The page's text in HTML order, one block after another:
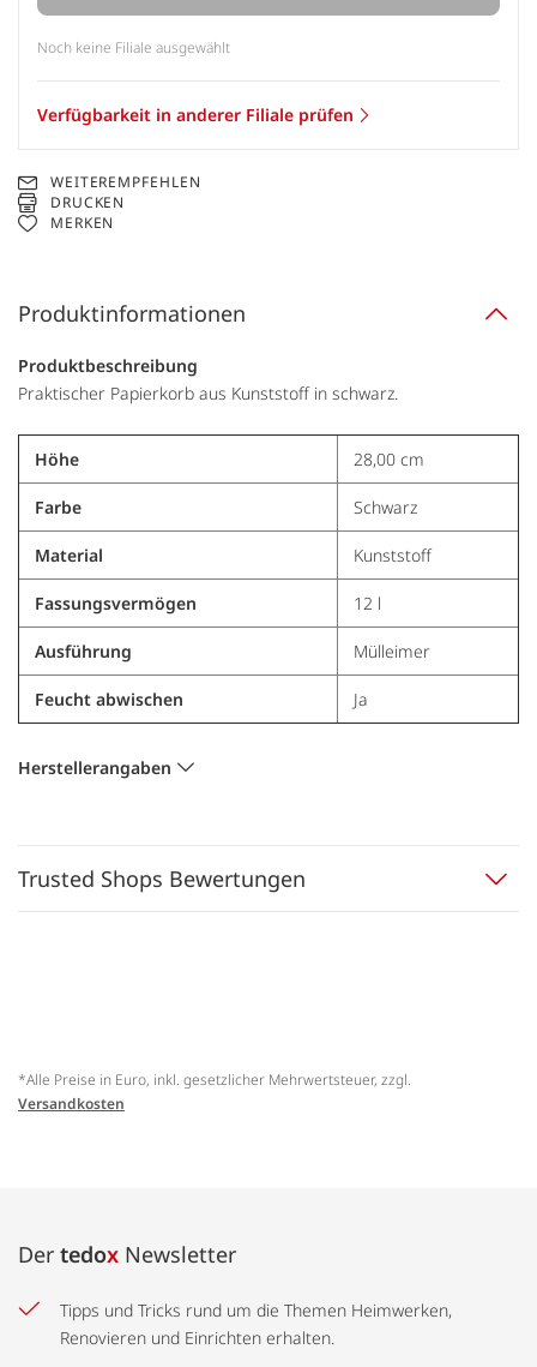
Noch keine Filiale ausgewählt
Verfügbarkeit in anderer Filiale prüfen
WEITEREMPFEHLEN
DRUCKEN
MERKEN
Produktinformationen
Produktbeschreibung
Praktischer Papierkorb aus Kunststoff in schwarz.
Höhe 28,00 cm
Farbe Schwarz
Material Kunststoff
Fassungsvermögen 12 l
Ausführung Mülleimer
Feucht abwischen Ja
Herstellerangaben
Trusted Shops Bewertungen
*Alle Preise in Euro, inkl. gesetzlicher Mehrwertsteuer, zzgl.
Versandkosten
Der tedox Newsletter
Tipps und Tricks rund um die Themen Heimwerken,
Renovieren und Einrichten erhalten.